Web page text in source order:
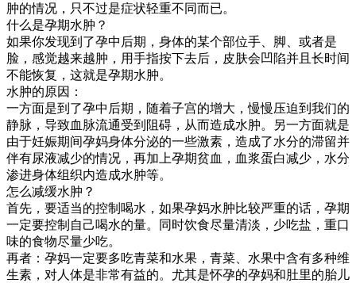
肿的情况，只不过是症状轻重不同而已。
什么是孕期水肿？
如果你发现到了孕中后期，身体的某个部位手、脚、或者是
脸，感觉越来越肿，用手指按下去后，皮肤会凹陷并且长时间
不能恢复，这就是孕期水肿。
水肿的原因：
一方面是到了孕中后期，随着子宫的增大，慢慢压迫到我们的
静脉，导致血脉流通受到阻碍，从而造成水肿。另一方面就是
由于妊娠期间孕妈身体分泌的一些激素，造成了水分的滞留并
伴有尿液减少的情况，再加上孕期贫血，血浆蛋白减少，水分
渗进身体组织内造成水肿等。
怎么减缓水肿？
首先，要适当的控制喝水，如果孕妈水肿比较严重的话，孕期
一定要控制自己喝水的量。同时饮食尽量清淡，少吃盐，重口
味的食物尽量少吃。
再者：孕妈一定要多吃青菜和水果，青菜、水果中含有多种维
生素，对人体是非常有益的。尤其是怀孕的孕妈和肚里的胎儿